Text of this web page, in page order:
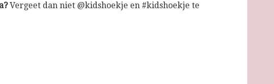
Vergeet dan niet @kidshoekje en #kidshoekje te